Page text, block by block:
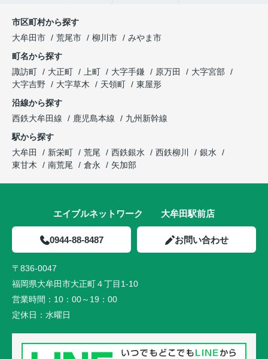
市区町村から探す
大牟田市
荒尾市 柳川市
みやま市
町名から探す
諏訪町
大正町 上町 大字手鎌 原万田
大字宮部
大字吉野
大字草木 天領町
東屋形
沿線から探す
西鉄大牟田線
鹿児島本線
九州新幹線
駅から探す
大牟田
新栄町 荒尾 西鉄銀水 西鉄柳川
銀水
東甘木
南荒尾 倉永 矢加部
エイブルネットワーク 大牟田駅前店
0944-88-8487 お問い合わせ
〒836-0047
福岡県大牟田市大正町４丁目1-10
営業時間： 10：00～19：00
定休日： 水曜日